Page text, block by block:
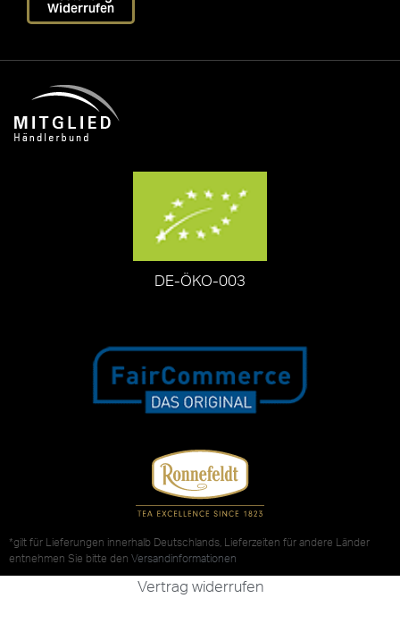
Widerrufen
DE-ÖKO-003
*gilt für Lieferungen innerhalb Deutschlands, Lieferzeiten für andere Länder
entnehmen Sie bitte den Versandinformationen
Vertrag widerrufen